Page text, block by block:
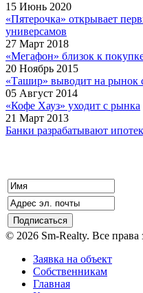
15 Июнь 2020
«Пятерочка» открывает
универсамов
27 Март 2018
«Мегафон» близок к
20 Ноябрь 2015
«Ташир» выводит на рынок
05 Август 2014
«Кофе Хауз» уходит с рынка
21 Март 2013
Банки разрабатывают
© 2026 Sm-Realty. Все
Заявка на объект
Собственникам
Главная